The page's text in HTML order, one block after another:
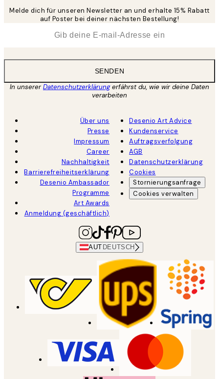
Melde dich für unseren Newsletter an und erhalte 15% Rabatt
auf Poster bei deiner nächsten Bestellung!
SENDEN
In unsererDatenschutzerklärungerfährst du, wie wir deine Daten
verarbeiten
Über uns
Presse
Impressum
Career
Nachhaltigkeit
Barrierefreiheitserklärung
Desenio Ambassador
Programme
Art Awards
Anmeldung (geschäftlich)
Desenio Art Advice
Kundenservice
Auftragsverfolgung
AGB
Datenschutzerklärung
Cookies
Stornierungsanfrage
Cookies verwalten
AUT DEUTSCH